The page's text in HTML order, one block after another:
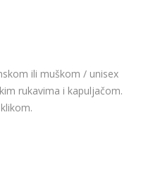
ili muškom / unisex
rukavima i kapuljačom.